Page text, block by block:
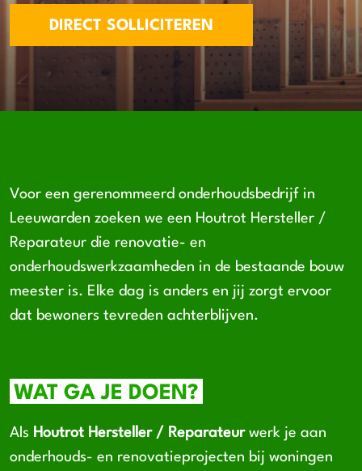
DIRECT SOLLICITEREN
Voor een gerenommeerd onderhoudsbedrijf in
Leeuwarden zoeken we een Houtrot Hersteller /
Reparateur die renovatie- en
onderhoudswerkzaamheden in de bestaande bouw
meester is. Elke dag is anders en jij zorgt ervoor
dat bewoners tevreden achterblijven.
WAT GA JE DOEN?
Als Houtrot Hersteller / Reparateurwerk je aan
onderhouds- en renovatieprojecten bij woningen